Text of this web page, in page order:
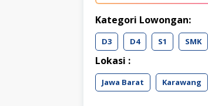
Kategori Lowongan:
D3 D4 S1 SMK
Lokasi :
Jawa Barat Karawang